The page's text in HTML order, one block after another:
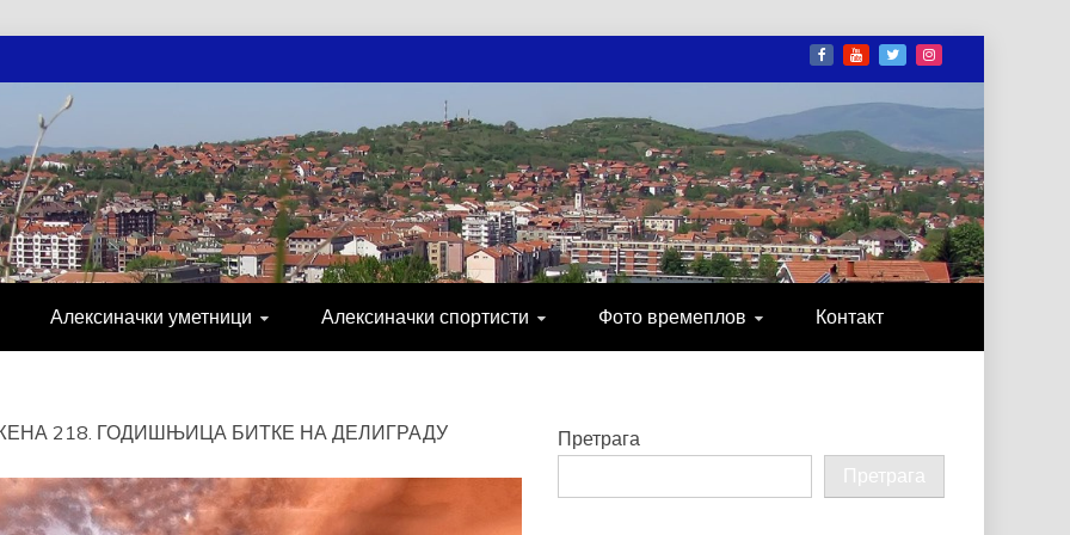
НОВОСТИ
СПОРТ, ПОСЛОВНИ ИМЕНИК, ХРОНИКА, ЗАБАВА…
Алексиначки уметници Алексиначки спортисти Фото времеплов Контакт
218. ГОДИШЊИЦА БИТКЕ НА ДЕЛИГРАДУ
Претрага
Претрага